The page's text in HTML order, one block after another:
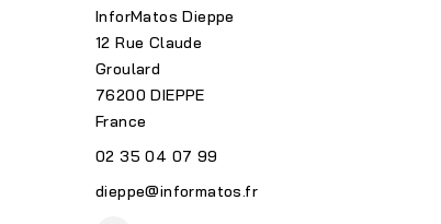
InforMatos Dieppe
12 Rue Claude
Groulard
76200 DIEPPE
France
02 35 04 07 99
dieppe@informatos.fr